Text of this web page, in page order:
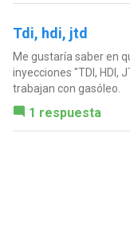
Tdi, hdi, jtd
Me gustaría saber en
inyecciones "TDI, HDI,
trabajan con gasóleo.
1 respuesta